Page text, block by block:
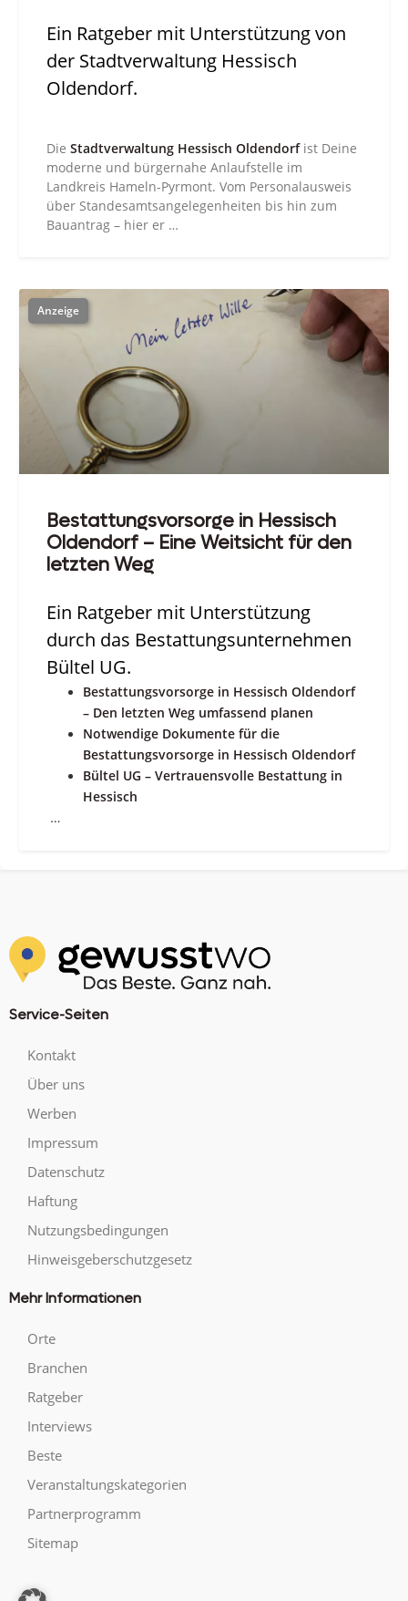
Ein Ratgeber mit Unterstützung von
der Stadtverwaltung Hessisch
Oldendorf.
Die Stadtverwaltung Hessisch Oldendorfist Deine
moderne und bürgernahe Anlaufstelle im
Landkreis Hameln-Pyrmont. Vom Personalausweis
über Standesamtsangelegenheiten bis hin zum
Bauantrag – hier er …
Bestattungsvorsorge in Hessisch
Oldendorf – Eine Weitsicht für den
letzten Weg
Ein Ratgeber mit Unterstützung
durch das Bestattungsunternehmen
Bültel UG.
Bestattungsvorsorge in Hessisch Oldendorf
– Den letzten Weg umfassend planen
Notwendige Dokumente für die
Bestattungsvorsorge in Hessisch Oldendorf
Bültel UG – Vertrauensvolle Bestattung in
Hessisch
…
Service-Seiten
Kontakt
Über uns
Werben
Impressum
Datenschutz
Haftung
Nutzungsbedingungen
Hinweisgeberschutzgesetz
Mehr Informationen
Orte
Branchen
Ratgeber
Interviews
Beste
Veranstaltungskategorien
Partnerprogramm
Sitemap